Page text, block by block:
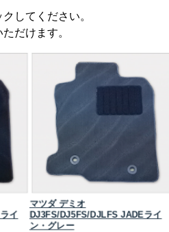
してください。
だけます。
イ
マツダ デミオ
DJ3FS/DJ5FS/DJLFS JADEライ
ン・グレー